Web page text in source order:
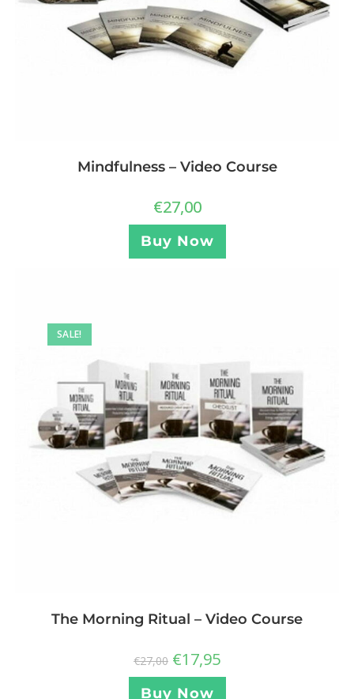
Mindfulness – Video Course
€27,00
Buy Now
SALE!
The Morning Ritual – Video Course
€27,00 €17,95
Buy Now